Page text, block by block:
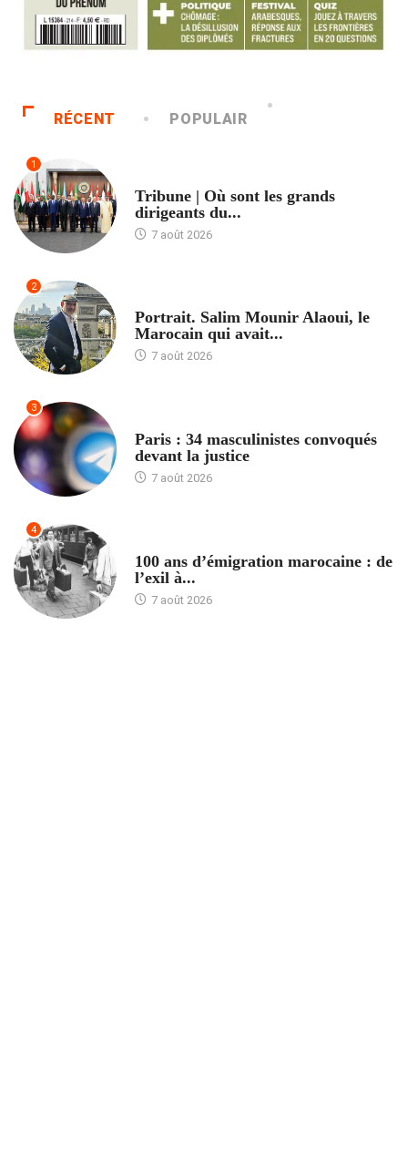
RÉCENT POPULAIR
1
Tribune | Où sont les grands
dirigeants du...
7 août 2026
2
Portrait. Salim Mounir Alaoui, le
Marocain qui avait...
7 août 2026
3
Paris : 34 masculinistes convoqués
devant la justice
7 août 2026
4
100 ans d’émigration marocaine : de
l’exil à...
7 août 2026